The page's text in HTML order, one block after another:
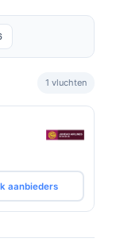
1 vluchten
aanbieders